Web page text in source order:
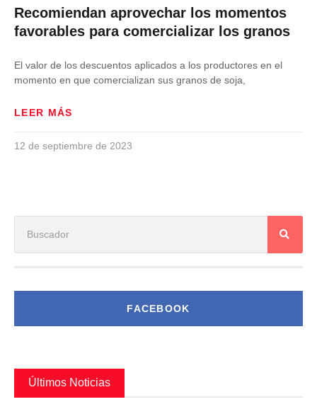
Recomiendan aprovechar los momentos
favorables para comercializar los granos
El valor de los descuentos aplicados a los productores en el
momento en que comercializan sus granos de soja,
LEER MÁS
12 de septiembre de 2023
FACEBOOK
Últimos Noticias